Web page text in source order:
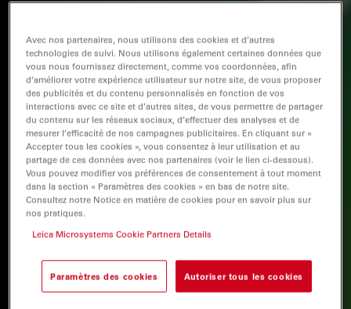
Avec nos partenaires, nous utilisons des cookies et d’autres
technologies de suivi. Nous utilisons également certaines données que
vous nous fournissez directement, comme vos coordonnées, afin
d’améliorer votre expérience utilisateur sur notre site, de vous proposer
des publicités et du contenu personnalisés en fonction de vos
interactions avec ce site et d’autres sites, de vous permettre de partager
du contenu sur les réseaux sociaux, d’effectuer des analyses et de
mesurer l’efficacité de nos campagnes publicitaires. En cliquant sur «
Accepter tous les cookies », vous consentez à leur utilisation et au
partage de ces données avec nos partenaires (voir le lien ci-dessous).
Vous pouvez modifier vos préférences de consentement à tout moment
dans la section « Paramètres des cookies » en bas de notre site.
Consultez notre Notice en matière de cookies pour en savoir plus sur
nos pratiques.
Leica Microsystems Cookie Partners Details
Paramètres des cookies Autoriser tous les cookies